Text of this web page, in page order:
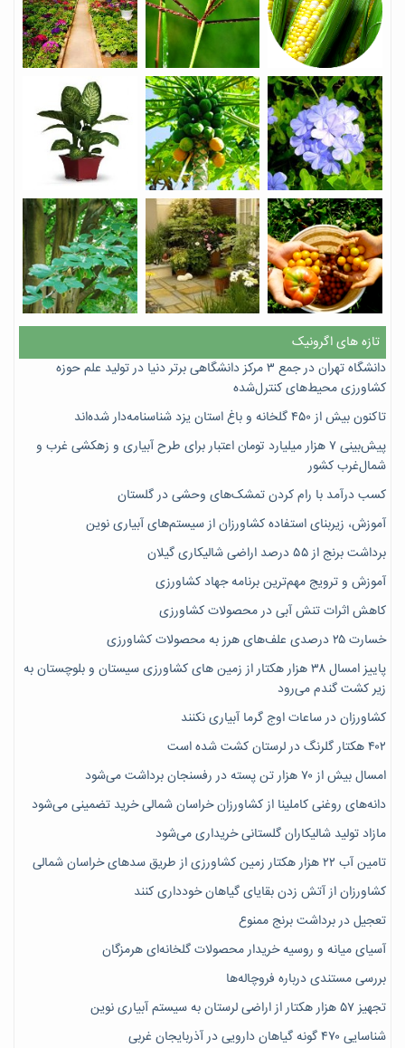
تازه های اگرونیک
دانشگاه تهران در جمع ۳ مرکز دانشگاهی برتر دنیا در تولید علم حوزه
کشاورزی محیط‌های کنترل‌شده
تاکنون بیش از ۴۵۰ گلخانه و باغ استان یزد شناسنامه‌دار شده‌اند
پیش‌بینی ۷‌ هزار میلیارد تومان اعتبار برای طرح آبیاری و زهکشی غرب و
شمال‌غرب کشور
کسب درآمد با رام کردن تمشک‌های وحشی در گلستان
آموزش، زیربنای استفاده کشاورزان از سیستم‌های آبیاری نوین
برداشت برنج از ۵۵ درصد اراضی شالیکاری گیلان
آموزش و ترویج مهم‌ترین برنامه جهاد کشاورزی
کاهش اثرات تنش آبی در محصولات کشاورزی
خسارت ۲۵ درصدی علف‌های هرز به محصولات کشاورزی
پاییز امسال ۳۸ هزار هکتار از زمین های کشاورزی سیستان و بلوچستان به
زیر کشت گندم می‌رود
کشاورزان در ساعات اوج گرما آبیاری نکنند
۴۰۲ هکتار گلرنگ در لرستان کشت شده است
امسال بیش از ۷۰ هزار تن پسته در رفسنجان برداشت می‌شود
دانه‌های روغنی کاملینا از کشاورزان خراسان شمالی خرید تضمینی می‌شود
مازاد تولید شالیکاران گلستانی خریداری می‌شود
تامین آب ۲۲ هزار هکتار زمین کشاورزی از طریق سدهای خراسان شمالی
کشاورزان از آتش زدن بقایای گیاهان خودداری کنند
تعجیل در برداشت برنج ممنوع
آسیای میانه و روسیه خریدار محصولات گلخانه‌ای هرمزگان
بررسی مستندی درباره فروچاله‌ها
تجهیز ۵۷ هزار هکتار از اراضی لرستان به سیستم آبیاری نوین
شناسایی ۴۷٠ گونه گیاهان دارویی در آذربایجان غربی